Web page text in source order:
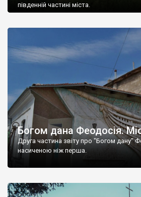
південній частині міста.
Богом дана Феодосія.
Друга частина звіту про "Богом дану"
насиченою ніж перша.